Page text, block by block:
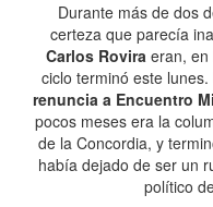
Durante más de dos
certeza que parecía
Carlos Roviraeran, en
ciclo terminó este lunes.
renuncia a Encuentro
pocos meses era la
de la Concordia, y
había dejado de ser un
político